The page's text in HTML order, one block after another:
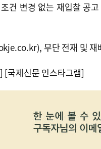
건 변경 없는 재입찰 공
무단 전재 및 재
[국제신문 인스타그램]